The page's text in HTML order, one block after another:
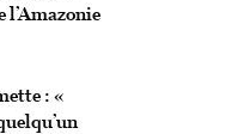
l’Amazonie
: «